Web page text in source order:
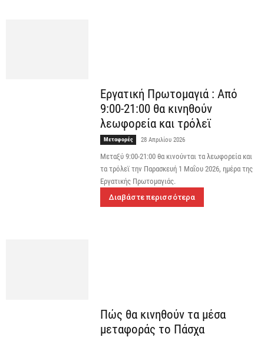
Εργατική Πρωτομαγιά : Από
9:00-21:00 θα κινηθούν
λεωφορεία και τρόλεϊ
Μεταφορές 28 Απριλίου 2026
Μεταξύ 9:00-21:00 θα κινούνται τα λεωφορεία και
τα τρόλεϊ την Παρασκευή 1 Μαΐου 2026, ημέρα της
Εργατικής Πρωτομαγιάς.
Διαβάστε περισσότερα
Πώς θα κινηθούν τα μέσα
μεταφοράς το Πάσχα